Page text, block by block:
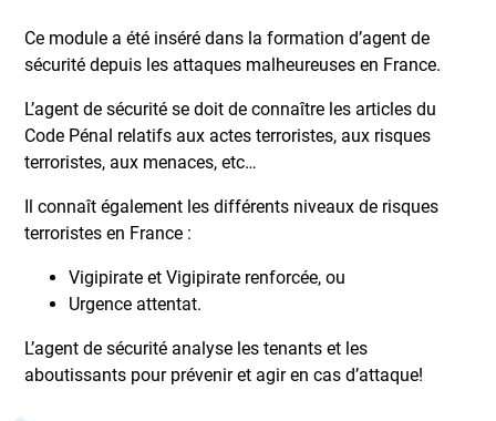
Ce module a été inséré dans la formation d’agent de
sécurité depuis les attaques malheureuses en France.
L’agent de sécurité se doit de connaître les articles du
Code Pénal relatifs aux actes terroristes, aux risques
terroristes, aux menaces, etc…
Il connaît également les différents niveaux de risques
terroristes en France :
Vigipirate et Vigipirate renforcée, ou
Urgence attentat.
L’agent de sécurité analyse les tenants et les
aboutissants pour prévenir et agir en cas d’attaque!